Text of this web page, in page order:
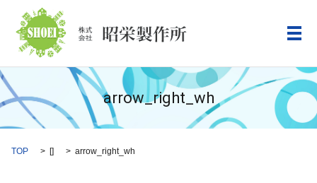
メ
arrow_right_wh
TOP [] arrow_right_wh